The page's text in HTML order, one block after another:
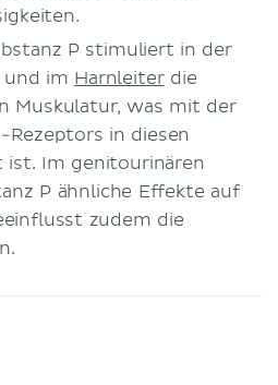
P stimuliert in der
und im Harnleiterdie
Muskulatur, was mit der
Rezeptors in diesen
ist. Im genitourinären
P ähnliche Effekte auf
zudem die